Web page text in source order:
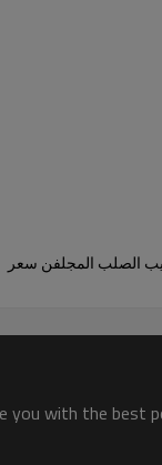
الصلب المجلفن سعر
you with the best